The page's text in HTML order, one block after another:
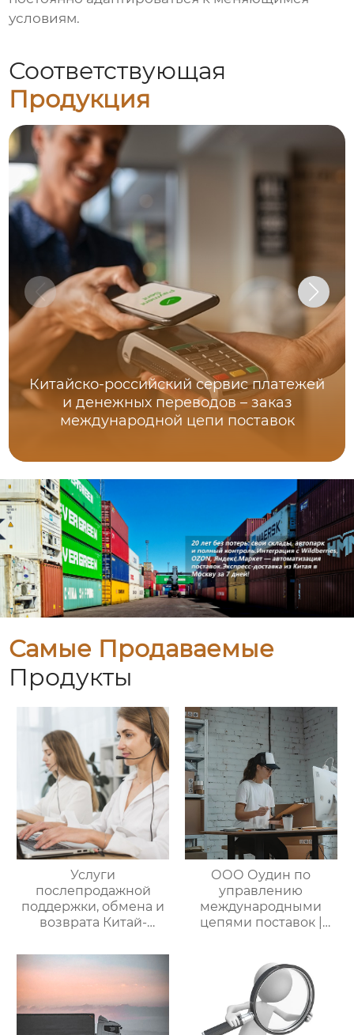
условиям.
Соответствующая
Продукция
Китайско-российский сервис платежей
и денежных переводов – заказ
международной цепи поставок
Самые Продаваемые
Продукты
Услуги
послепродажной
поддержки, обмена и
возврата Китай-
по управлению
международными
цепями поставок
ООО Оудин по
управлению
международными
цепями поставок |
посреднических
закупок Китай-Россия:
комплексное
решение ваших